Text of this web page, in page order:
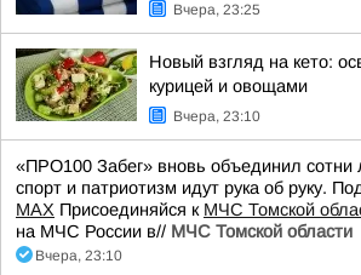
Вчера, 23:25
Новый взгляд на кето:
курицей и овощами
Вчера, 23:10
«ПРО100 Забег» вновь объединил сотни
спорт и патриотизм идут рука об руку.
МАХ Присоединяйся к МЧС Томской
на МЧС России в// МЧС Томской области
Вчера, 23:10